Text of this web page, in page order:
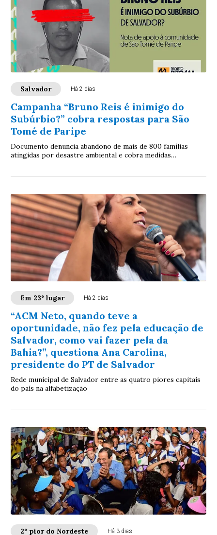
Salvador Há 2 dias
Campanha “Bruno Reis é inimigo do
Subúrbio?” cobra respostas para São
Tomé de Paripe
Documento denuncia abandono de mais de 800 famílias
atingidas por desastre ambiental e cobra medidas
Em 23º lugar Há 2 dias
“ACM Neto, quando teve a
oportunidade, não fez pela educação de
Salvador, como vai fazer pela da
Bahia?”, questiona Ana Carolina,
presidente do PT de Salvador
Rede municipal de Salvador entre as quatro piores capitais
do país na alfabetização
2º pior do Nordeste Há 3 dias